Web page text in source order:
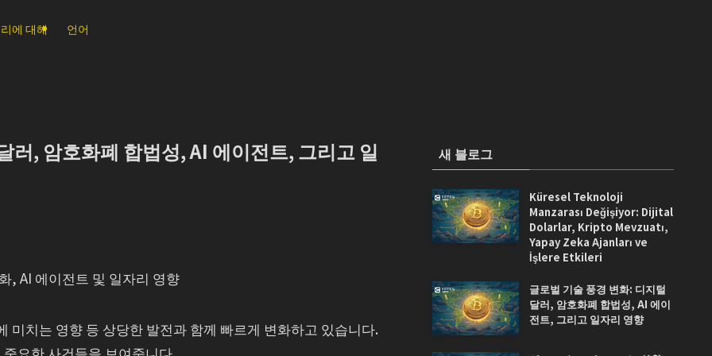
에 대해 언어
러, 암호화폐 합법성, AI 에이전트, 그리고 일
, AI 에이전트 및 일자리 영향
미치는 영향 등 상당한 발전과 함께 빠르게 변화하고 있습니다.
새 블로그
Küresel Teknoloji
Manzarası Değişiyor: Dijital
Dolarlar, Kripto Mevzuatı,
Yapay Zeka Ajanları ve
İşlere Etkileri
글로벌 기술 풍경 변화: 디지털
달러, 암호화폐 합법성, AI 에이
전트, 그리고 일자리 영향